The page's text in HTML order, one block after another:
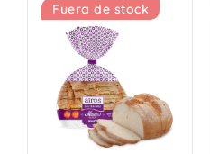
Fuera de stock